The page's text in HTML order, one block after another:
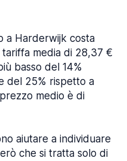
a Harderwijk costa
media di 28,37 €
basso del 14%
del 25% rispetto a
medio è di
aiutare a individuare
che si tratta solo di